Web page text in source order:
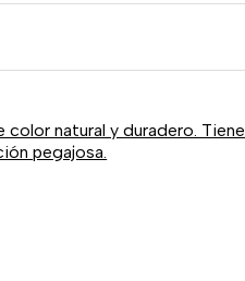
natural y duradero. Tiene
pegajosa.